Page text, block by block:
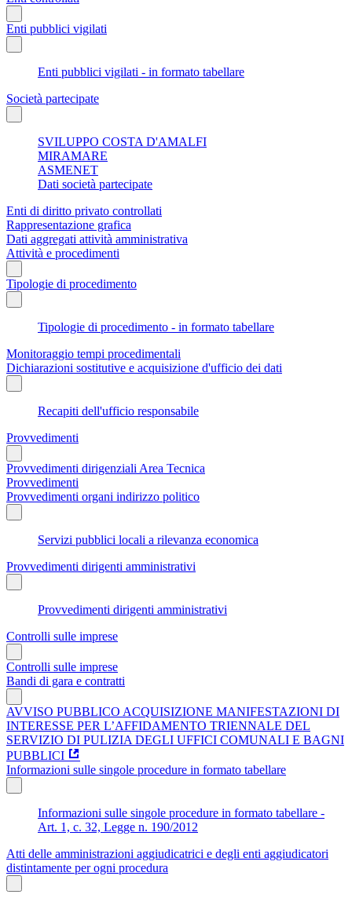
Enti pubblici vigilati
Enti pubblici vigilati - in formato tabellare
Società partecipate
SVILUPPO COSTA D'AMALFI
MIRAMARE
ASMENET
Dati società partecipate
Enti di diritto privato controllati
Rappresentazione grafica
Dati aggregati attività amministrativa
Attività e procedimenti
Tipologie di procedimento
Tipologie di procedimento - in formato tabellare
Monitoraggio tempi procedimentali
Dichiarazioni sostitutive e acquisizione d'ufficio dei dati
Recapiti dell'ufficio responsabile
Provvedimenti
Provvedimenti dirigenziali Area Tecnica
Provvedimenti
Provvedimenti organi indirizzo politico
Servizi pubblici locali a rilevanza economica
Provvedimenti dirigenti amministrativi
Provvedimenti dirigenti amministrativi
Controlli sulle imprese
Controlli sulle imprese
Bandi di gara e contratti
AVVISO PUBBLICO ACQUISIZIONE MANIFESTAZIONI DI
INTERESSE PER L’AFFIDAMENTO TRIENNALE DEL
SERVIZIO DI PULIZIA DEGLI UFFICI COMUNALI E BAGNI
PUBBLICI
Informazioni sulle singole procedure in formato tabellare
Informazioni sulle singole procedure in formato tabellare -
Art. 1, c. 32, Legge n. 190/2012
Atti delle amministrazioni aggiudicatrici e degli enti aggiudicatori
distintamente per ogni procedura